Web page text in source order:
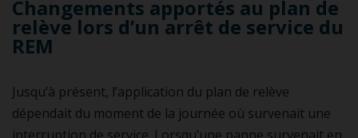
Changements apportés au plan de
relève lors d’un arrêt de service du
REM
Jusqu’à présent, l’application du plan de relève
dépendait du moment de la journée où survenait une